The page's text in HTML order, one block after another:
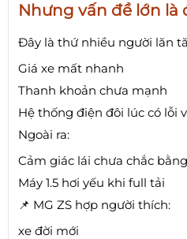
Nhưng vấn đề lớn là
Đây là thứ nhiều người lăn
Giá xe mất nhanh
Thanh khoản chưa mạnh
Hệ thống điện đôi lúc có lỗi
Ngoài ra:
Cảm giác lái chưa chắc
Máy 1.5 hơi yếu khi full tải
📌 MG ZS hợp người thích:
xe đời mới